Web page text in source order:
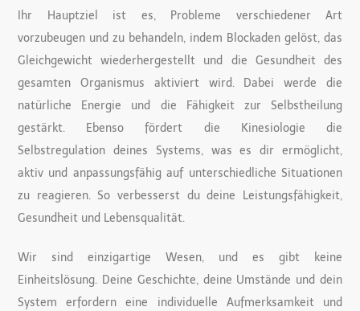
Ihr Hauptziel ist es, Probleme verschiedener Art
vorzubeugen und zu behandeln, indem Blockaden gelöst, das
Gleichgewicht wiederhergestellt und die Gesundheit des
gesamten Organismus aktiviert wird. Dabei werde die
natürliche Energie und die Fähigkeit zur Selbstheilung
gestärkt. Ebenso fördert die Kinesiologie die
Selbstregulation deines Systems, was es dir ermöglicht,
aktiv und anpassungsfähig auf unterschiedliche Situationen
zu reagieren. So verbesserst du deine Leistungsfähigkeit,
Gesundheit und Lebensqualität.
Wir sind einzigartige Wesen, und es gibt keine
Einheitslösung. Deine Geschichte, deine Umstände und dein
System erfordern eine individuelle Aufmerksamkeit und